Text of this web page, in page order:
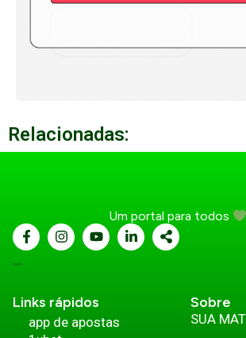
Relacionadas:
Um portal para todos
...
Links rápidos
app de apostas
Sobre
SUA